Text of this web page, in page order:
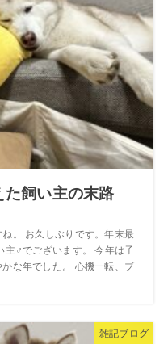
飼い主の末路
。 お久しぶりです。年末最
主♂でございます。 今年は子
な年でした。 心機一転、ブ
雑記ブログ